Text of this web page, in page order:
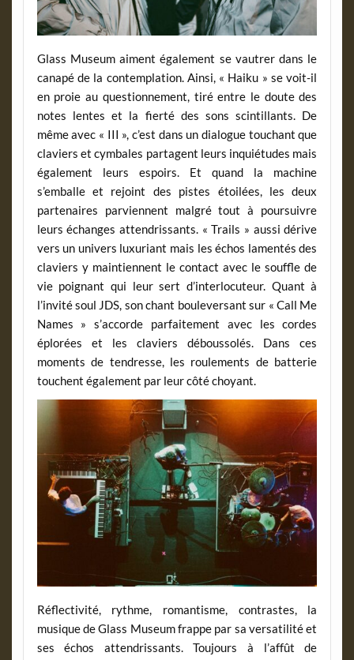
Glass Museum aiment également se vautrer dans le
canapé de la contemplation. Ainsi, « Haiku » se voit-il
en proie au questionnement, tiré entre le doute des
notes lentes et la fierté des sons scintillants. De
même avec « III », c’est dans un dialogue touchant que
claviers et cymbales partagent leurs inquiétudes mais
également leurs espoirs. Et quand la machine
s’emballe et rejoint des pistes étoilées, les deux
partenaires parviennent malgré tout à poursuivre
leurs échanges attendrissants. « Trails » aussi dérive
vers un univers luxuriant mais les échos lamentés des
claviers y maintiennent le contact avec le souffle de
vie poignant qui leur sert d’interlocuteur. Quant à
l’invité soul JDS, son chant bouleversant sur « Call Me
Names » s’accorde parfaitement avec les cordes
éplorées et les claviers déboussolés. Dans ces
moments de tendresse, les roulements de batterie
touchent également par leur côté choyant.
Réflectivité, rythme, romantisme, contrastes, la
musique de Glass Museum frappe par sa versatilité et
ses échos attendrissants. Toujours à l’affût de